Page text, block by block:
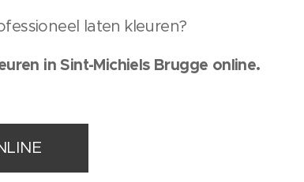
laten kleuren?
in Sint-Michiels Brugge online.